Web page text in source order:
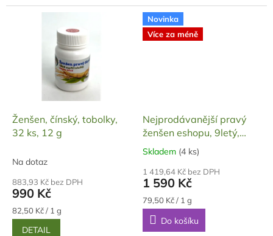
Ženšen, čínský, tobolky,
32 ks, 12 g
Na dotaz
883,93 Kč bez DPH
990 Kč
Měrná
cena:
82,50 Kč / 1 g
DETAIL
Novinka
Více za méně
Nejprodávanější pravý
ženšen eshopu, 9letý,
plátky, 20 g
Průměrné
produktu
je
5,0
z
Skladem (4 ks)
1 419,64 Kč bez DPH
1 590 Kč
Měrná
cena:
79,50 Kč / 1 g
Do košíku